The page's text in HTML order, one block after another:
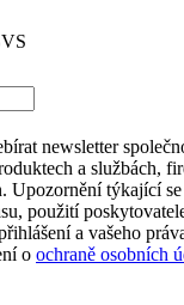
Verschleiß
die als
und somit ein
Betreiber
der vom
& zugelassenen
relevanten
newsletter
a službách,
Upozornění týkající se
použití
a vašeho
o ochraně osobních